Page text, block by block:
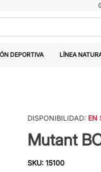
DEPORTIVA LÍNEA
DISPONIBILIDAD: EN
Mutant
SKU: 15100